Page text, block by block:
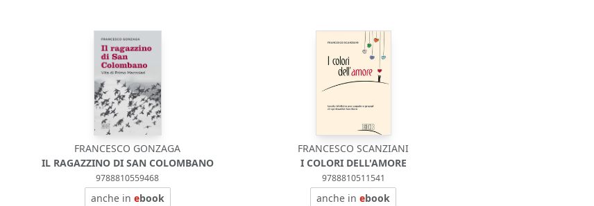
FRANCESCO GONZAGA
IL RAGAZZINO DI SAN COLOMBANO
9788810559468
anche in ebook
FRANCESCO SCANZIANI
I COLORI DELL'AMORE
9788810511541
anche inebook